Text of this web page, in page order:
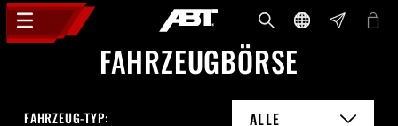
FAHRZEUGBÖRSE
FAHRZEUG-TYP: ALLE